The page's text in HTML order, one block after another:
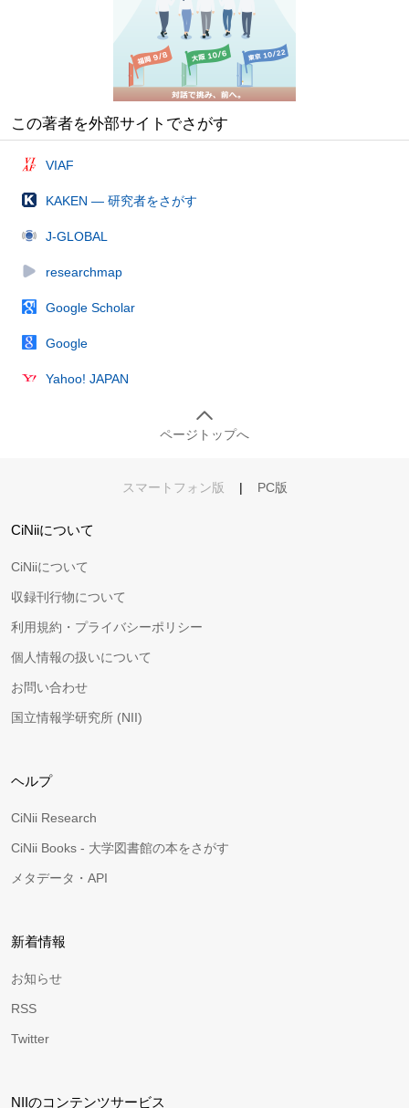
この著者を外部サイトでさがす
VIAF
KAKEN — 研究者をさがす
J-GLOBAL
researchmap
Google Scholar
Google
Yahoo! JAPAN
ページトップへ
スマートフォン版 | PC版
CiNiiについて
CiNiiについて
収録刊行物について
利用規約・プライバシーポリシー
個人情報の扱いについて
お問い合わせ
国立情報学研究所 (NII)
ヘルプ
CiNii Research
CiNii Books - 大学図書館の本をさがす
メタデータ・API
新着情報
お知らせ
RSS
Twitter
NIIのコンテンツサービス